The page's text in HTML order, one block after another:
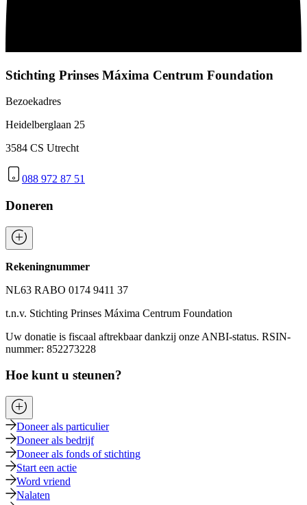
Stichting Prinses Máxima Centrum Foundation
Bezoekadres
Heidelberglaan 25
3584 CS Utrecht
088 972 87 51
Doneren
Rekeningnummer
NL63 RABO 0174 9411 37
t.n.v. Stichting Prinses Máxima Centrum Foundation
Uw donatie is fiscaal aftrekbaar dankzij onze ANBI-status. RSIN-
nummer: 852273228
Hoe kunt u steunen?
Doneer als particulier
Doneer als bedrijf
Doneer als fonds of stichting
Start een actie
Word vriend
Nalaten